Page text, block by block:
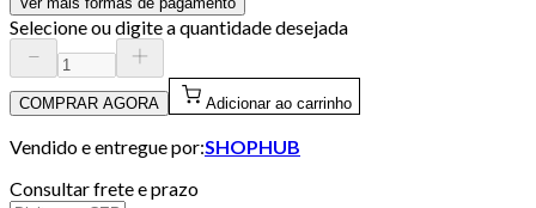
Selecione ou digite a quantidade desejada
COMPRAR AGORA Adicionar ao carrinho
Vendido e entregue por:SHOPHUB
Consultar frete e prazo